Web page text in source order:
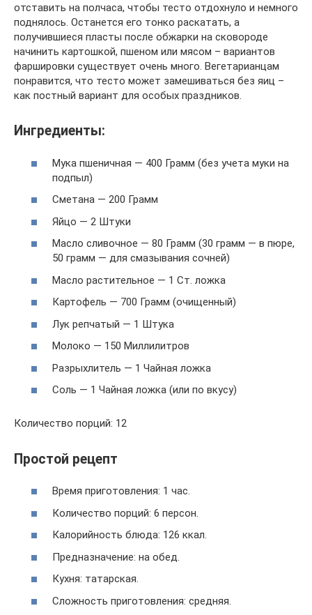
отставить на полчаса, чтобы тесто отдохнуло и немного
поднялось. Останется его тонко раскатать, а
получившиеся пласты после обжарки на сковороде
начинить картошкой, пшеном или мясом – вариантов
фаршировки существует очень много. Вегетарианцам
понравится, что тесто может замешиваться без яиц –
как постный вариант для особых праздников.
Ингредиенты:
Мука пшеничная — 400 Грамм (без учета муки на
подпыл)
Сметана — 200 Грамм
Яйцо — 2 Штуки
Масло сливочное — 80 Грамм (30 грамм — в пюре,
50 грамм — для смазывания сочней)
Масло растительное — 1 Ст. ложка
Картофель — 700 Грамм (очищенный)
Лук репчатый — 1 Штука
Молоко — 150 Миллилитров
Разрыхлитель — 1 Чайная ложка
Соль — 1 Чайная ложка (или по вкусу)
Количество порций: 12
Простой рецепт­
Время приготовления: 1 час.
Количество порций: 6 персон.
Калорийность блюда: 126 ккал.
Предназначение: на обед.
Кухня: татарская.
Сложность приготовления: средняя.